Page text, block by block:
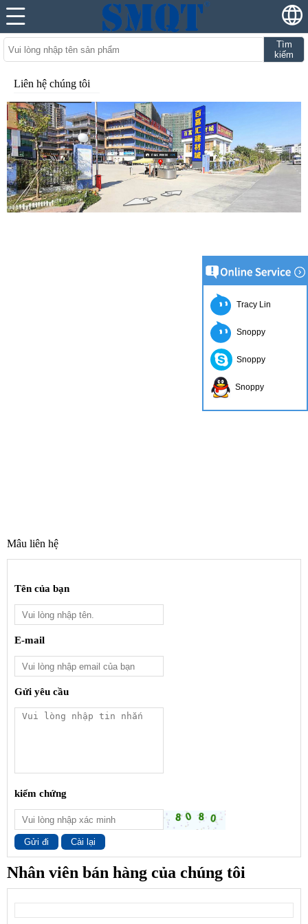
Tìm
kiếm
Liên hệ chúng tôi
Mâu liên hệ
Tên của bạn
E-mail
Gửi yêu cầu
kiểm chứng
Gửi đi Cài lại
Nhân viên bán hàng của chúng tôi
Tracy Lin
Snoppy
Snoppy
Snoppy